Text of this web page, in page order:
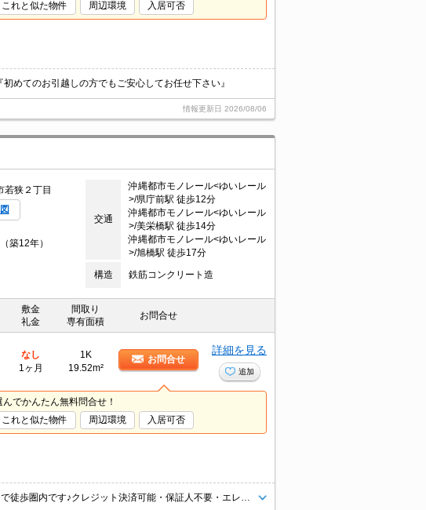
これと似た物件 周辺環境 入居可否
めてのお引越しの方でもご安心してお任せ下さい』
情報更新日 2026/08/06
若狭２丁目
交通
沖縄都市モノレール<ゆいレール
>/県庁前駅 徒歩12分
沖縄都市モノレール<ゆいレール
>/美栄橋駅 徒歩14分
沖縄都市モノレール<ゆいレール
>/旭橋駅 徒歩17分
築12年）
構造 鉄筋コンクリート造
敷金
礼金
間取り
専有面積
お問合せ
なし
1ヶ月
1K
19.52m²
お問合せ
詳細を見る
追加
でかんたん無料問合せ！
これと似た物件 周辺環境 入居可否